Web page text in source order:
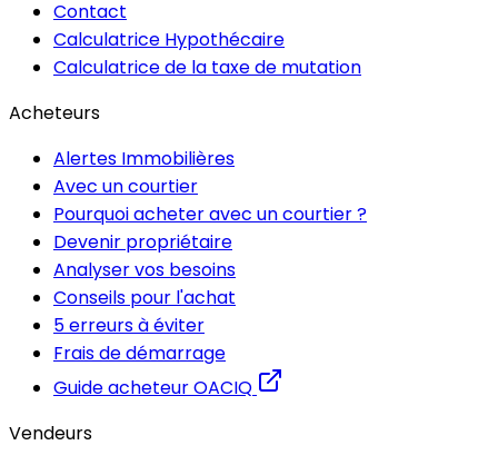
Contact
Calculatrice Hypothécaire
Calculatrice de la taxe de mutation
Acheteurs
Alertes Immobilières
Avec un courtier
Pourquoi acheter avec un courtier ?
Devenir propriétaire
Analyser vos besoins
Conseils pour l'achat
5 erreurs à éviter
Frais de démarrage
Guide acheteur OACIQ
Vendeurs